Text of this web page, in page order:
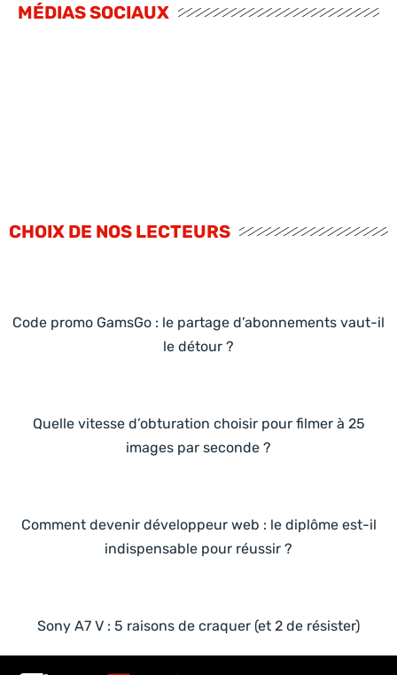
MÉDIAS SOCIAUX
CHOIX DE NOS LECTEURS
Code promo GamsGo : le partage d’abonnements vaut-il
le détour ?
Quelle vitesse d’obturation choisir pour filmer à 25
images par seconde ?
Comment devenir développeur web : le diplôme est-il
indispensable pour réussir ?
Sony A7 V : 5 raisons de craquer (et 2 de résister)